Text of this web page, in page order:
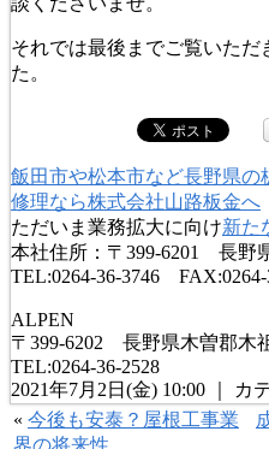
それでは最後までご覧いただ
た。
飯田市や松本市など長野県の
修理なら株式会社山路板金へ
ただいま業務拡大に向け新た
本社住所：〒399-6201 長野
TEL:0264-36-3746 FAX:0264-
ALPEN
〒399-6202 長野県木曽郡木
TEL:0264-36-2528
2021年7月2日(金) 10:00 ｜ カ
« 今後も安泰？屋根工事業
界の将来性